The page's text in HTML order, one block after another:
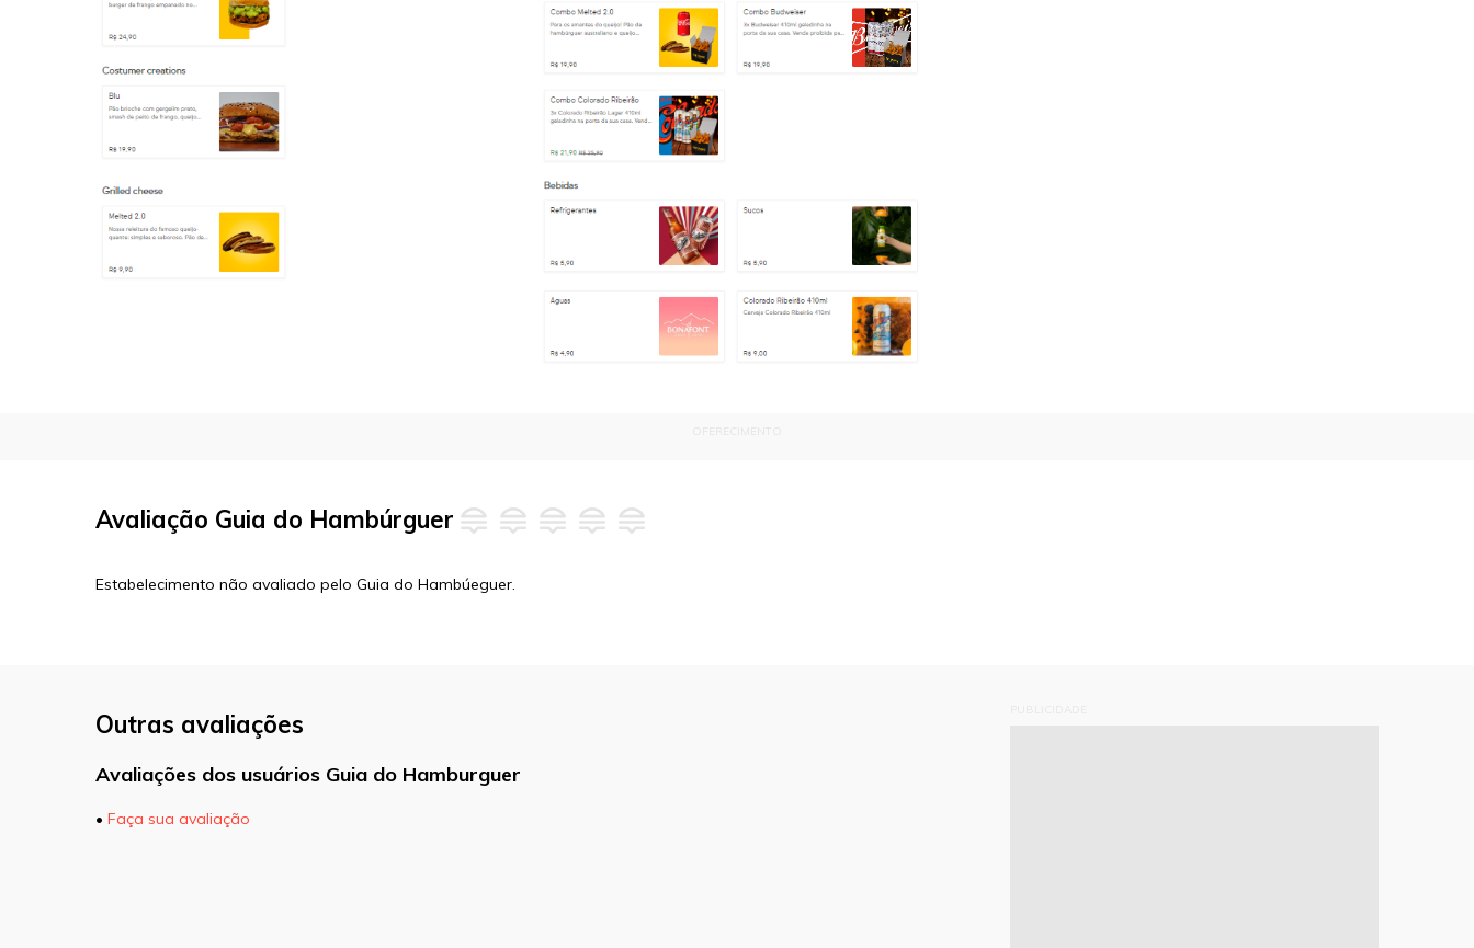
Avaliação Guia do Hambúrguer
Estabelecimento não avaliado pelo Guia do Hambúeguer.
Outras avaliações
Avaliações dos usuários Guia do Hamburguer
• Faça sua avaliação